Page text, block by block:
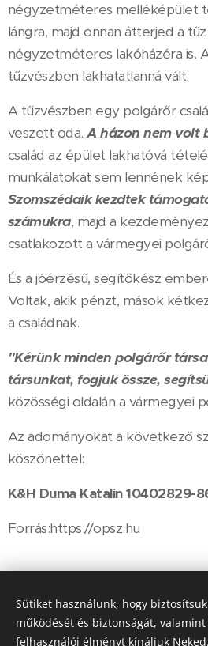
négyzetméteres melléképület
lángra, majd onnan átterjed a tűz
négyzetméteres lakóházéra is.
tűzvészben lakhatatlanná vált.
A tűzvészben egy polgárőr
veszett oda.A házon nem volt
család az épület lakhatóvá
munkálatokat sem lennének
Szomszédaik kezdtek
számukra, majd a
csatlakozott a vármegyei
És a jóérzésű, segítőkész
Voltak, akik pénzt, mások
a családnak.
"Kérünk minden polgárőr
társunkat, fogjuk össze,
közösségi oldalán a vármegyei
Az adományokat a következő
köszönettel:
K&H Duma Katalin 10402829-
Forrás:https://opsz.hu
Share
Sütiket használunk, hogy
működését és biztonságát,
felhasználói élményt kínáljuk Neked.